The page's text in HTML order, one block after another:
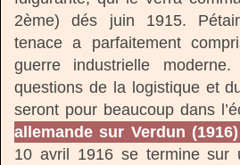
2ème) dés juin 1915.
tenace a parfaitement
guerre industrielle
questions de la logistique et
seront pour beaucoup dans
allemande sur Verdun (1916)
10 avril 1916 se termine sur